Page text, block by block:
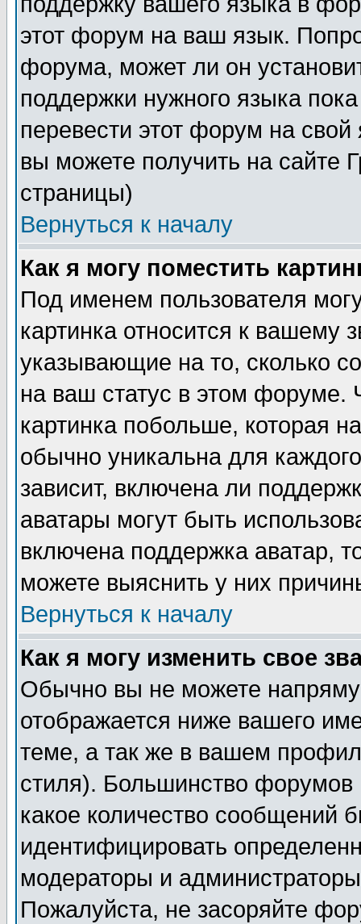
этот форум на ваш язык.
форума, может ли он
поддержки нужного языка
перевести этот форум на
вы можете получить на сайте
страницы)
Вернуться к началу
Как я могу поместить
Под именем пользователя
картинка относится к вашему
указывающие на то, сколько
на ваш статус в этом форуме.
картинка побольше, которая
обычно уникальна для
зависит, включена ли
аватары могут быть
включена поддержка аватар,
можете выяснить у них
Вернуться к началу
Как я могу изменить свое
Обычно вы не можете
отображается ниже вашего
теме, а так же в вашем
стиля). Большинство форумов
какое количество сообщений
идентифицировать
модераторы и
Пожалуйста, не засоряйте